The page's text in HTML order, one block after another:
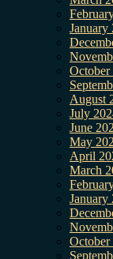
January
October
August
July
June
May
April
March
January
October